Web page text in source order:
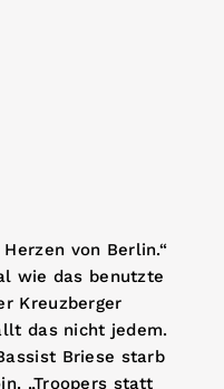
von Berlin.“
wie das benutzte
Kreuzberger
das nicht jedem.
Briese starb
„Troopers statt